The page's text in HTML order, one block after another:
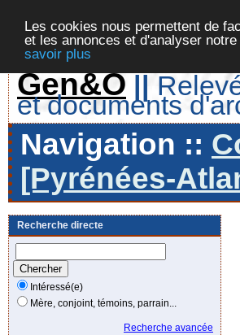
Les cookies nous permettent de
et les annonces et d'analyser
savoir plus
Gen&O ||
et documents
Navigation ::
[Pyrénées-
Recherche directe
Intéressé(e)
Mère, conjoint, témoins, parrain...
Recherche avancée